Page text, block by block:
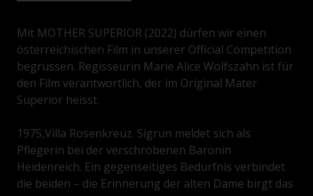
Mit MOTHER SUPERIOR (2022) dürfen wir einen
österreichischen Film in unserer Official Competition
begrüssen. Regisseurin Marie Alice Wolfszahn ist für
den Film verantwortlich, der im Original Mater
Superior heisst.
1975,Villa Rosenkreuz. Sigrun meldet sich als
Pflegerin bei der verschrobenen Baronin
Heidenreich. Ein gegenseitiges Bedürfnis verbindet
die beiden – die Erinnerung der alten Dame birgt das